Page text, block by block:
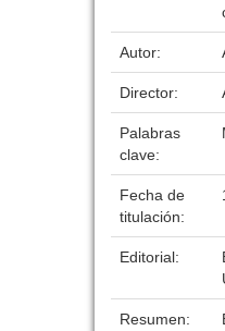
Autor:
Director:
Palabras
clave:
Fecha de
titulación:
Editorial:
Resumen: